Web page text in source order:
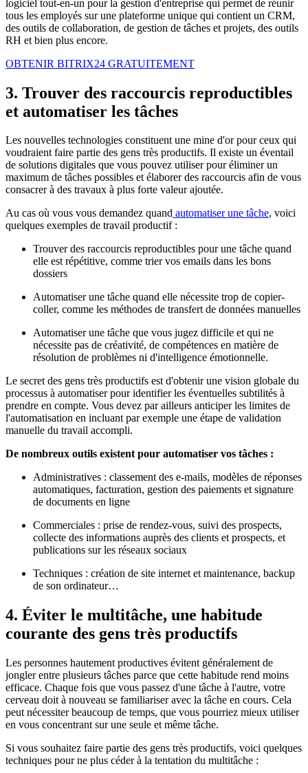
logiciel tout-en-un pour la gestion d'entreprise qui permet de réunir
tous les employés sur une plateforme unique qui contient un CRM,
des outils de collaboration, de gestion de tâches et projets, des outils
RH et bien plus encore.
OBTENIR BITRIX24 GRATUITEMENT
3. Trouver des raccourcis reproductibles
et automatiser les tâches
Les nouvelles technologies constituent une mine d'or pour ceux qui
voudraient faire partie des gens très productifs. Il existe un éventail
de solutions digitales que vous pouvez utiliser pour éliminer un
maximum de tâches possibles et élaborer des raccourcis afin de vous
consacrer à des travaux à plus forte valeur ajoutée.
Au cas où vous vous demandez quand automatiser une tâche, voici
quelques exemples de travail productif :
Trouver des raccourcis reproductibles pour une tâche quand
elle est répétitive, comme trier vos emails dans les bons
dossiers
Automatiser une tâche quand elle nécessite trop de copier-
coller, comme les méthodes de transfert de données manuelles
Automatiser une tâche que vous jugez difficile et qui ne
nécessite pas de créativité, de compétences en matière de
résolution de problèmes ni d'intelligence émotionnelle.
Le secret des gens très productifs est d'obtenir une vision globale du
processus à automatiser pour identifier les éventuelles subtilités à
prendre en compte. Vous devez par ailleurs anticiper les limites de
l'automatisation en incluant par exemple une étape de validation
manuelle du travail accompli.
De nombreux outils existent pour automatiser vos tâches :
Administratives : classement des e-mails, modèles de réponses
automatiques, facturation, gestion des paiements et signature
de documents en ligne
Commerciales : prise de rendez-vous, suivi des prospects,
collecte des informations auprès des clients et prospects, et
publications sur les réseaux sociaux
Techniques : création de site internet et maintenance, backup
de son ordinateur…
4. Éviter le multitâche, une habitude
courante des gens très productifs
Les personnes hautement productives évitent généralement de
jongler entre plusieurs tâches parce que cette habitude rend moins
efficace. Chaque fois que vous passez d'une tâche à l'autre, votre
cerveau doit à nouveau se familiariser avec la tâche en cours. Cela
peut nécessiter beaucoup de temps, que vous pourriez mieux utiliser
en vous concentrant sur une seule et même tâche.
Si vous souhaitez faire partie des gens très productifs, voici quelques
techniques pour ne plus céder à la tentation du multitâche :